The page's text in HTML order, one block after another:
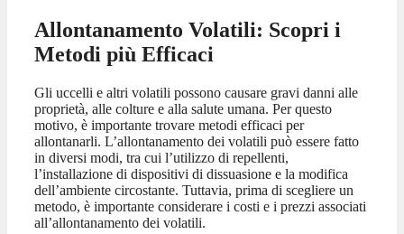
Allontanamento Volatili: Scopri i
Metodi più Efficaci
Gli uccelli e altri volatili possono causare gravi danni alle
proprietà, alle colture e alla salute umana. Per questo
motivo, è importante trovare metodi efficaci per
allontanarli. L’allontanamento dei volatili può essere fatto
in diversi modi, tra cui l’utilizzo di repellenti,
l’installazione di dispositivi di dissuasione e la modifica
dell’ambiente circostante. Tuttavia, prima di scegliere un
metodo, è importante considerare i costi e i prezzi associati
all’allontanamento dei volatili.